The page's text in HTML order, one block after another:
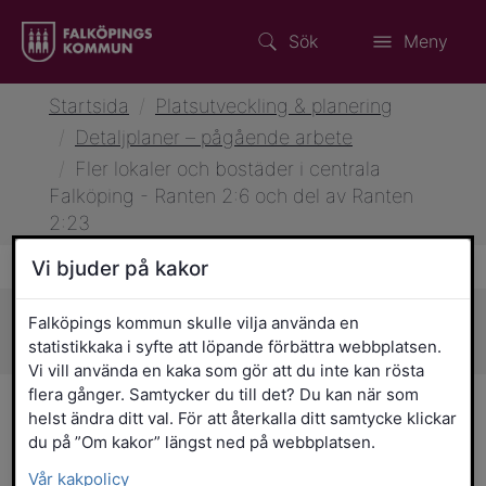
Sök Meny
Startsida
Platsutveckling & planering
Detaljplaner – pågående arbete
Fler lokaler och bostäder i centrala
Falköping - Ranten 2:6 och del av Ranten
2:23
Sidans innehåll
Fler lokaler och bostäder i
centrala Falköping - Ranten
Vi bjuder på kakor
Falköpings kommun skulle vilja använda en
statistikkaka i syfte att löpande förbättra webbplatsen.
Vi vill använda en kaka som gör att du inte kan rösta
flera gånger. Samtycker du till det? Du kan när som
helst ändra ditt val. För att återkalla ditt samtycke klickar
du på ”Om kakor” längst ned på webbplatsen.
Vår kakpolicy